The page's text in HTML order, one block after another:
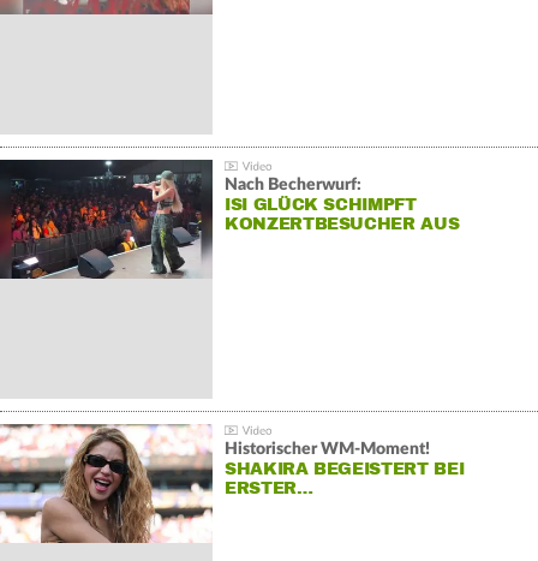
Nach Becherwurf:
ISI GLÜCK SCHIMPFT
KONZERTBESUCHER AUS
Historischer WM-Moment!
SHAKIRA BEGEISTERT BEI
ERSTER…